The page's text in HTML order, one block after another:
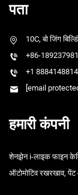
पता
10C, बो जिंग
+86-
+1 8884148814
[email
हमारी कंपनी
शेनझ़ेन i-लाइक फाइन
ऑटोमोटिव रखरखाव, पेंट